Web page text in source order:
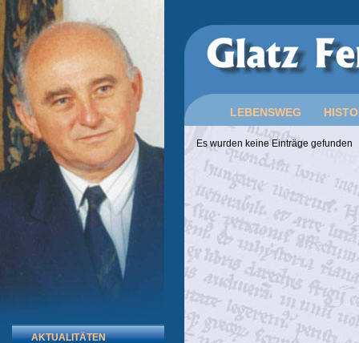
AKTUALITÄTEN
LEBENSWEG
Es wurden keine Einträge gefunden